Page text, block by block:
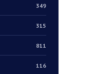
349
315
811
116